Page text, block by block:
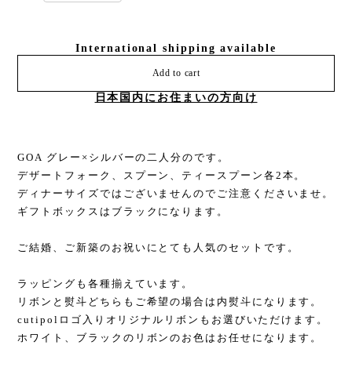
International shipping available
Add to cart
日本国内にお住まいの方向け
GOA グレー×シルバーの二人分のです。
デザートフォーク、スプーン、ティースプーン各2本。
ディナーサイズではございませんのでご注意くださいませ。
ギフトボックスはブラックになります。
ご結婚、ご新築のお祝いにとても人気のセットです。
ラッピングも各種揃えています。
リボンと熨斗どちらもご希望の場合は内熨斗になります。
cutipolロゴ入りオリジナルリボンもお選びいただけます。
ホワイト、ブラックのリボンのお色はお任せになります。